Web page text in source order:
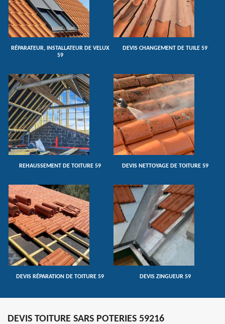
RÉPARATEUR, INSTALLATEUR DE VELUX
59
DEVIS CHANGEMENT DE TUILE 59
REHAUSSEMENT DE TOITURE 59 DEVIS NETTOYAGE DE TOITURE 59
DEVIS RÉPARATION DE TOITURE 59 DEVIS ZINGUEUR 59
DEVIS TOITURE SARS POTERIES 59216